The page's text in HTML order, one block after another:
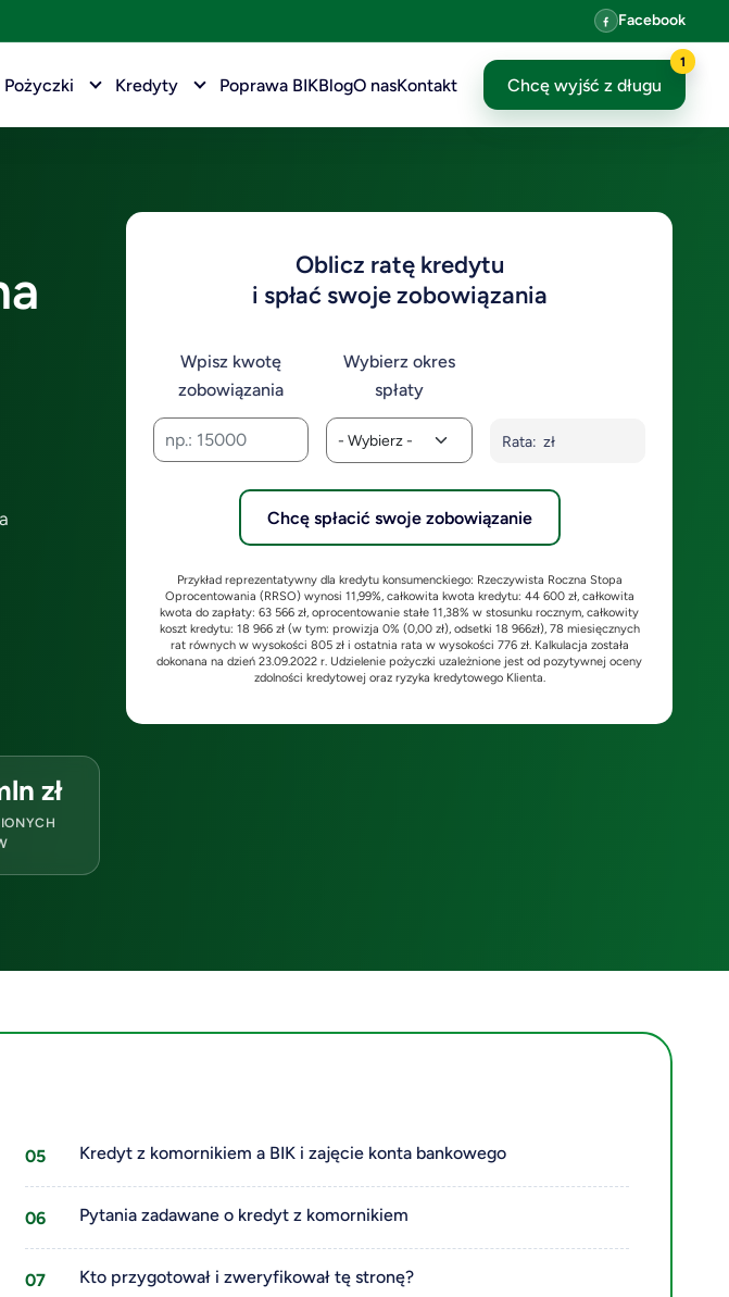
Facebook
Pożyczki Kredyty Poprawa BIKBlogO nasKontakt Chcę wyjść z długu
1
zł
Oblicz ratę kredytu
i spłać swoje zobowiązania
Wpisz kwotę
zobowiązania
Wybierz okres
spłaty
Rata: zł
Chcę spłacić swoje zobowiązanie
Przykład reprezentatywny dla kredytu konsumenckiego: Rzeczywista Roczna Stopa
Oprocentowania (RRSO) wynosi 11,99%, całkowita kwota kredytu: 44 600 zł, całkowita
kwota do zapłaty: 63 566 zł, oprocentowanie stałe 11,38% w stosunku rocznym, całkowity
koszt kredytu: 18 966 zł (w tym: prowizja 0% (0,00 zł), odsetki 18 966zł), 78 miesięcznych
rat równych w wysokości 805 zł i ostatnia rata w wysokości 776 zł. Kalkulacja została
dokonana na dzień 23.09.2022 r. Udzielenie pożyczki uzależnione jest od pozytywnej oceny
zdolności kredytowej oraz ryzyka kredytowego Klienta.
Kredyt z komornikiem a BIK i zajęcie konta bankowego
Pytania zadawane o kredyt z komornikiem
Kto przygotował i zweryfikował tę stronę?